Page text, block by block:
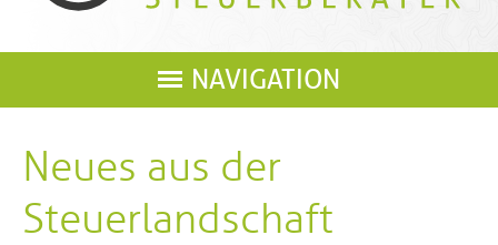
NAVIGATION
Neues aus der
Steuerlandschaft